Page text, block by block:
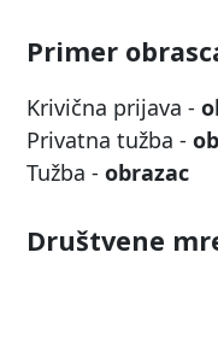
Primer
Krivična prijava -
Privatna tužba -
Tužba - obrazac
Društvene